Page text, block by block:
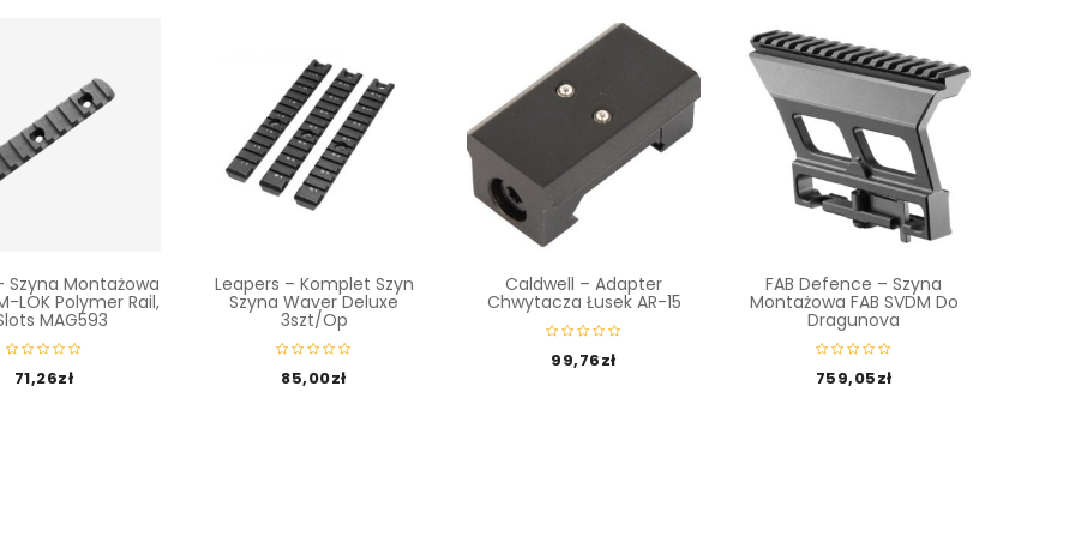
Szyna Montażowa
LOK Polymer Rail,
MAG593
71,26zł
Leapers – Komplet Szyn
Szyna Waver Deluxe
3szt/op
85,00zł
Caldwell – Adapter
Chwytacza Łusek AR-15
99,76zł
FAB Defence – Szyna
Montażowa FAB SVDM Do
Dragunova
759,05zł